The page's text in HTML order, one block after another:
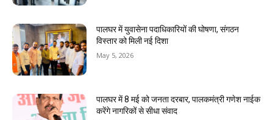
पालघर में युवासेना पदाधिकारियों की घोषणा, संगठन
विस्तार को मिली नई दिशा
May 5, 2026
पालघर में 8 मई को जनता दरबार, पालकमंत्री गणेश नाईक
करेंगे नागरिकों से सीधा संवाद